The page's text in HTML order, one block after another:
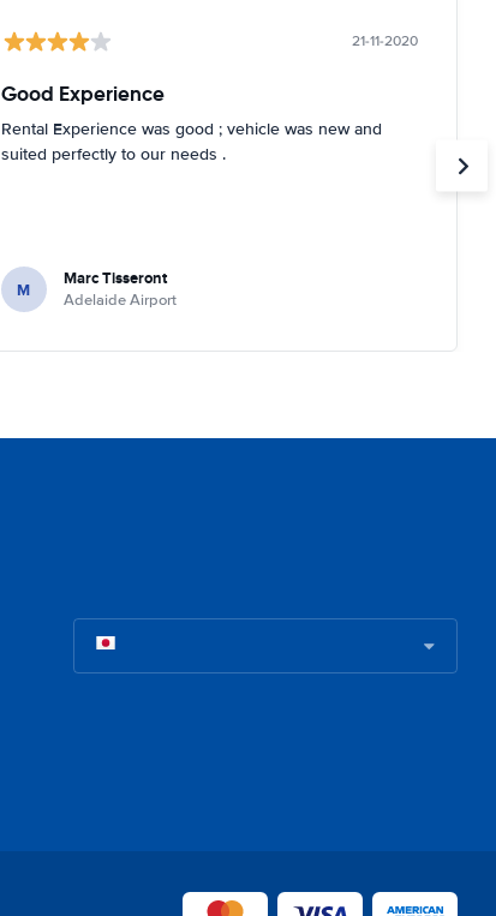
21-11-2020
Good Experience
Rental Experience was good ; vehicle was new and
suited perfectly to our needs .
M Marc Tisseront
Adelaide Airport